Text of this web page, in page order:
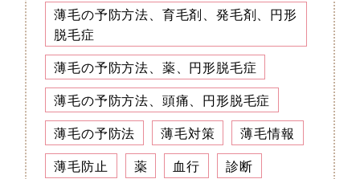
薄毛の予防方法、育毛剤、発毛剤、円形
脱毛症
薄毛の予防方法、薬、円形脱毛症
薄毛の予防方法、頭痛、円形脱毛症
薄毛の予防法
薄毛対策
薄毛情報
薄毛防止
薬 血行
診断